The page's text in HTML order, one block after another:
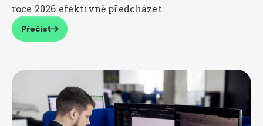
roce 2026 efektivně předcházet.
Přečíst